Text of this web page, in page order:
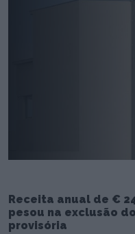
Receita anual de €
pesou na exclusão
provisória